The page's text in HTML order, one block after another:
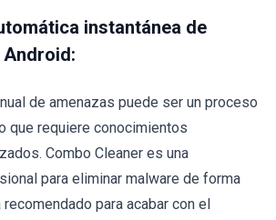
instantánea de
Android:
de amenazas puede ser un proceso
que requiere conocimientos
Combo Cleaner es una
para eliminar malware de forma
para acabar con el